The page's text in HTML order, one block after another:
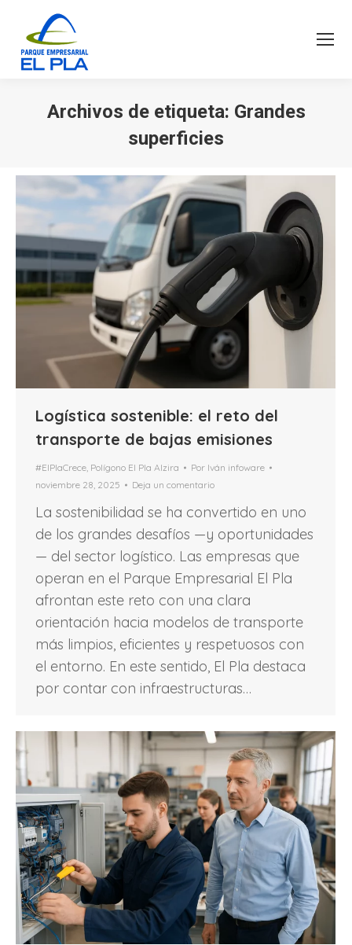
Archivos de etiqueta: Grandes
superficies
Logística sostenible: el reto del
transporte de bajas emisiones
#ElPlaCrece, Polígono El Pla Alzira Por Iván infoware
noviembre 28, 2025
Deja un comentario
La sostenibilidad se ha convertido en uno
de los grandes desafíos —y oportunidades
— del sector logístico. Las empresas que
operan en el Parque Empresarial El Pla
afrontan este reto con una clara
orientación hacia modelos de transporte
más limpios, eficientes y respetuosos con
el entorno. En este sentido, El Pla destaca
por contar con infraestructuras…